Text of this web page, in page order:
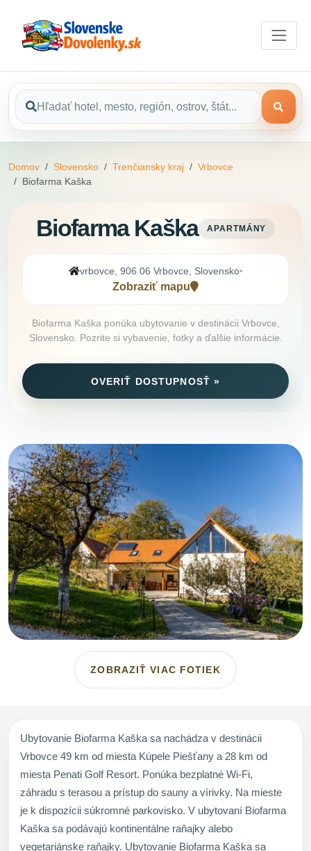
Domov Slovensko Trenčiansky kraj
Vrbovce
Biofarma Kaška
Biofarma Kaška APARTMÁNY
vrbovce, 906 06 Vrbovce, Slovensko•
Zobraziť mapu
Biofarma Kaška ponúka ubytovanie v destinácii Vrbovce,
Slovensko. Pozrite si vybavenie, fotky a ďalšie informácie.
OVERIŤ DOSTUPNOSŤ »
ZOBRAZIŤ VIAC FOTIEK
Ubytovanie Biofarma Kaška sa nachádza v destinácii
Vrbovce 49 km od miesta Kúpele Piešťany a 28 km od
miesta Penati Golf Resort. Ponúka bezplatné Wi-Fi,
záhradu s terasou a prístup do sauny a vírivky. Na mieste
je k dispozícii súkromné parkovisko. V ubytovaní Biofarma
Kaška sa podávajú kontinentálne raňajky alebo
vegetariánske raňajky. Ubytovanie Biofarma Kaška sa